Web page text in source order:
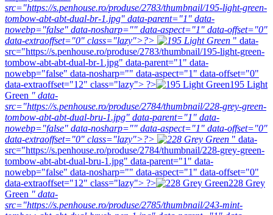
src="https://s.penhouse.ro/produse/2783/thumbnail/195-light-green-
tombow-abt-abt-dual-br-1.jpg" data-parent="1" data-
nowebp="false" data-nosharp="" data-aspect="1" data-offset="0"
data-extraoffset="0" class="lazy">?>
" data-
src="https://s.penhouse.ro/produse/2783/thumbnail/195-light-green-
tombow-abt-abt-dual-br-1.jpg" data-parent="1" data-
nowebp="false" data-nosharp="" data-aspect="1" data-offset="0"
data-extraoffset="12" class="lazy"> ?>
195 Light
Green " data-
src="https://s.penhouse.ro/produse/2784/thumbnail/228-grey-green-
tombow-abt-abt-dual-bru-1.jpg" data-parent="1" data-
nowebp="false" data-nosharp="" data-aspect="1" data-offset="0"
data-extraoffset="0" class="lazy">?>
" data-
src="https://s.penhouse.ro/produse/2784/thumbnail/228-grey-green-
tombow-abt-abt-dual-bru-1.jpg" data-parent="1" data-
nowebp="false" data-nosharp="" data-aspect="1" data-offset="0"
data-extraoffset="12" class="lazy"> ?>
228 Grey
Green " data-
src="https://s.penhouse.ro/produse/2785/thumbnail/243-mint-